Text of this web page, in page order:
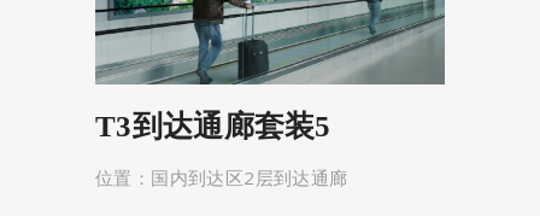
T3到达通廊套装5
位置：国内到达区2层到达通廊